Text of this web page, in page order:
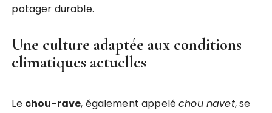
potager durable.
Une culture adaptée aux conditions
climatiques actuelles
Le chou-rave, également appeléchou navet, se